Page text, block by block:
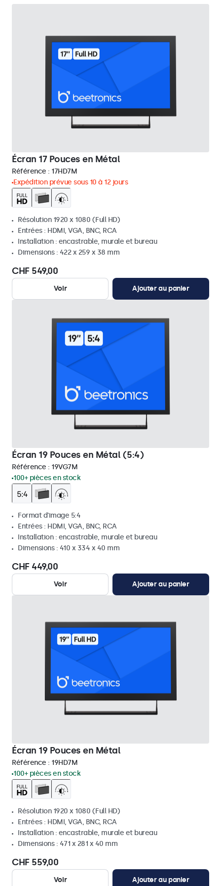
Écran 17 Pouces en Métal
Référence : 17HD7M
Expédition prévue sous 10 à 12 jours
Résolution 1920 x 1080 (Full HD)
Entrées : HDMI, VGA, BNC, RCA
Installation : encastrable, murale et bureau
Dimensions : 422 x 259 x 38 mm
CHF 549,00
Voir Ajouter au panier
Écran 19 Pouces en Métal (5:4)
Référence : 19VG7M
100+ pièces en stock
Format d'image 5:4
Entrées : HDMI, VGA, BNC, RCA
Installation : encastrable, murale et bureau
Dimensions : 410 x 334 x 40 mm
CHF 449,00
Voir Ajouter au panier
Écran 19 Pouces en Métal
Référence : 19HD7M
100+ pièces en stock
Résolution 1920 x 1080 (Full HD)
Entrées : HDMI, VGA, BNC, RCA
Installation : encastrable, murale et bureau
Dimensions : 471 x 281 x 40 mm
CHF 559,00
Voir Ajouter au panier